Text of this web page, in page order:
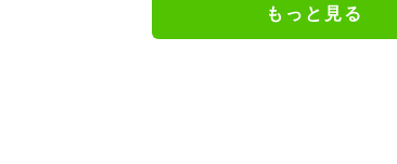
もっと見る